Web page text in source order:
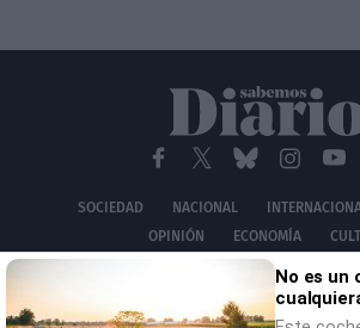
SOCIEDAD NACIONAL
OPINIÓN
ECONOMÍA
POLÍTICA DE PRIVACIDAD
CONTACTO
No es un